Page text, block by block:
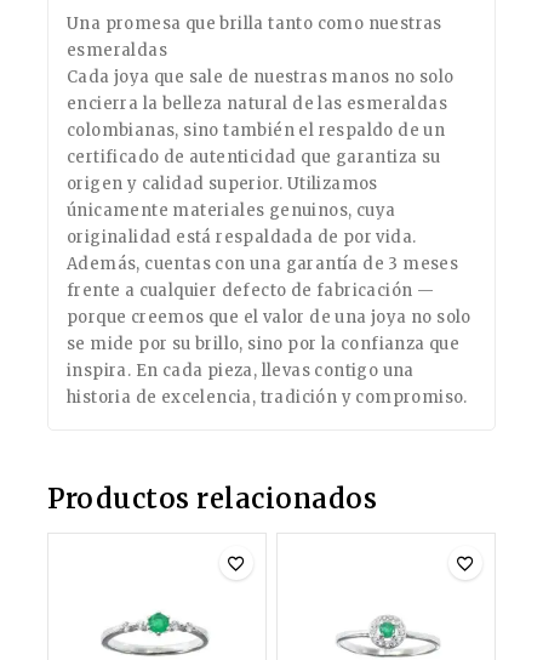
Una promesa que brilla tanto como nuestras
esmeraldas
Cada joya que sale de nuestras manos no solo
encierra la belleza natural de las esmeraldas
colombianas, sino también el respaldo de un
certificado de autenticidad que garantiza su
origen y calidad superior. Utilizamos
únicamente materiales genuinos, cuya
originalidad está respaldada de por vida.
Además, cuentas con una garantía de 3 meses
frente a cualquier defecto de fabricación —
porque creemos que el valor de una joya no solo
se mide por su brillo, sino por la confianza que
inspira. En cada pieza, llevas contigo una
historia de excelencia, tradición y compromiso.
Productos relacionados